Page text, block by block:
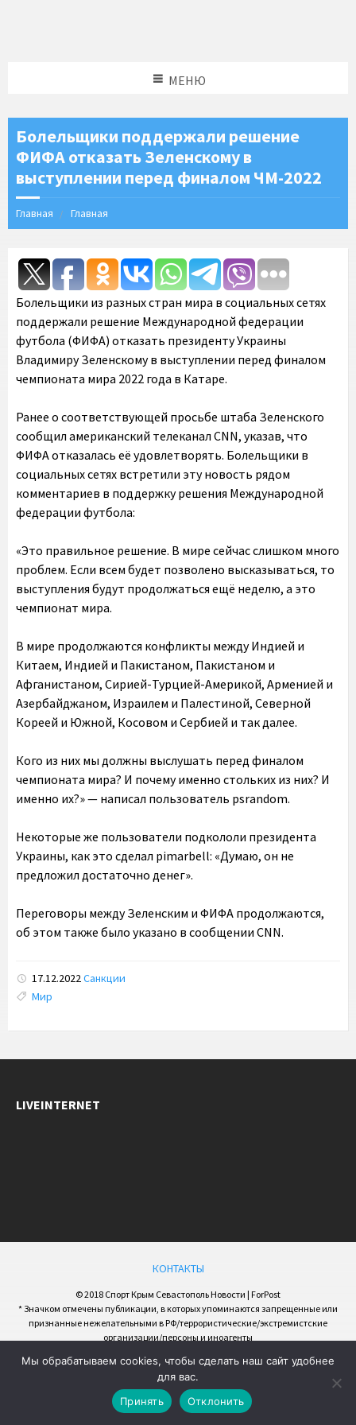
МЕНЮ
Болельщики поддержали решение
ФИФА отказать Зеленскому в
выступлении перед финалом ЧМ-2022
Главная Главная
Болельщики из разных стран мира в социальных сетях
поддержали решение Международной федерации
футбола (ФИФА) отказать президенту Украины
Владимиру Зеленскому в выступлении перед финалом
чемпионата мира 2022 года в Катаре.
Ранее о соответствующей просьбе штаба Зеленского
сообщил американский телеканал CNN, указав, что
ФИФА отказалась её удовлетворять. Болельщики в
социальных сетях встретили эту новость рядом
комментариев в поддержку решения Международной
федерации футбола:
«Это правильное решение. В мире сейчас слишком много
проблем. Если всем будет позволено высказываться, то
выступления будут продолжаться ещё неделю, а это
чемпионат мира.
В мире продолжаются конфликты между Индией и
Китаем, Индией и Пакистаном, Пакистаном и
Афганистаном, Сирией-Турцией-Америкой, Арменией и
Азербайджаном, Израилем и Палестиной, Северной
Кореей и Южной, Косовом и Сербией и так далее.
Кого из них мы должны выслушать перед финалом
чемпионата мира? И почему именно стольких из них? И
именно их?» — написал пользователь psrandom.
Некоторые же пользователи подкололи президента
Украины, как это сделал pimarbell: «Думаю, он не
предложил достаточно денег».
Переговоры между Зеленским и ФИФА продолжаются,
об этом также было указано в сообщении CNN.
17.12.2022Санкции
Tags:
Мир
LIVEINTERNET
КОНТАКТЫ
© 2018 Спорт Крым Севастополь Новости | ForPost
* Значком отмечены публикации, в которых упоминаются запрещенные или
признанные нежелательными в РФ/террористические/экстремистские
организации/персоны и иноагенты
Мы обрабатываем cookies, чтобы сделать наш сайт удобнее
для вас.
Принять
Отклонить